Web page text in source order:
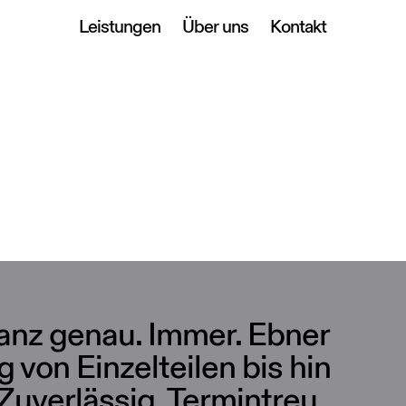
Leistungen Über uns Kontakt
genau. Immer. Ebner
von Einzelteilen bis hin